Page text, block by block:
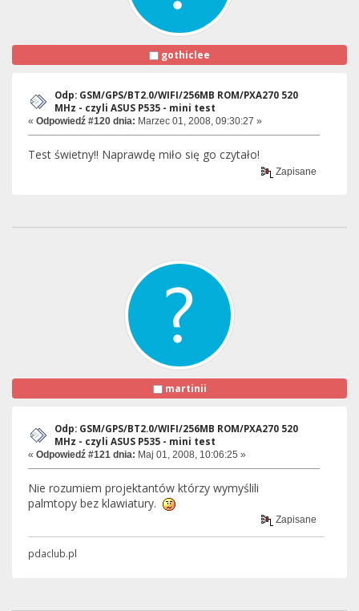
gothiclee
Odp: GSM/GPS/BT2.0/WIFI/256MB ROM/PXA270 520
MHz - czyli ASUS P535 - mini test
« Odpowiedź #120 dnia: Marzec 01, 2008, 09:30:27 »
Test świetny!! Naprawdę miło się go czytało!
Zapisane
martinii
Odp: GSM/GPS/BT2.0/WIFI/256MB ROM/PXA270 520
MHz - czyli ASUS P535 - mini test
« Odpowiedź #121 dnia: Maj 01, 2008, 10:06:25 »
Nie rozumiem projektantów którzy wymyślili
palmtopy bez klawiatury.
Zapisane
pdaclub.pl